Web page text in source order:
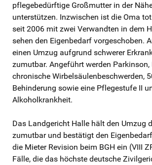
pflegebedürftige Großmutter in der
unterstützen. Inzwischen ist die Oma
seit 2006 mit zwei Verwandten in dem
sehen den Eigenbedarf vorgeschoben.
einen Umzug aufgrund schwerer
zumutbar. Angeführt werden Parkinson,
chronische Wirbelsäulenbeschwerden,
Behinderung sowie eine Pflegestufe II
Alkoholkrankheit.
Das Landgericht Halle hält den Umzug
zumutbar und bestätigt den
die Mieter Revision beim BGH ein (VIII
Fälle, die das höchste deutsche